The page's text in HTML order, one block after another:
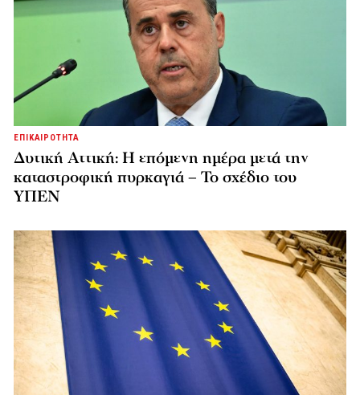
ΕΠΙΚΑΙΡΟΤΗΤΑ
Δυτική Αττική: Η επόμενη ημέρα μετά την
καταστροφική πυρκαγιά – Το σχέδιο του
ΥΠΕΝ